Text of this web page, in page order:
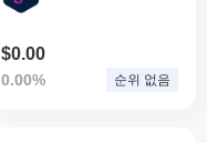
$0.00
0.00% 순위 없음